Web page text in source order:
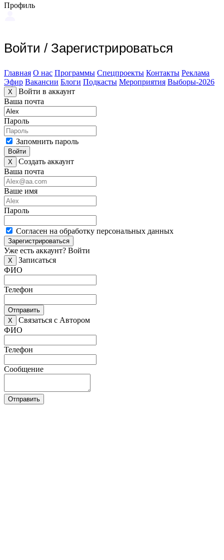
Профиль
Войти / Зарегистрироваться
Главная О нас Программы Спецпроекты Контакты Реклама
Эфир Вакансии Блоги Подкасты Мероприятия Выборы-2026
X
Войти в аккаунт
Ваша почта
Пароль
Запомнить пароль
Войти
X
Создать аккаунт
Ваша почта
Ваше имя
Пароль
Согласен на обработку персональных данных
Зарегистрироваться
Уже есть аккаунт? Войти
X
Записаться
ФИО
Телефон
Отправить
X
Связаться с Автором
ФИО
Телефон
Сообщение
Отправить